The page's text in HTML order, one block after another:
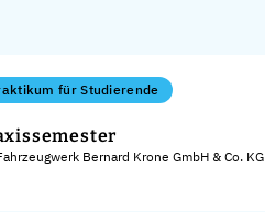
für Studierende
Bernard Krone GmbH & Co. KG